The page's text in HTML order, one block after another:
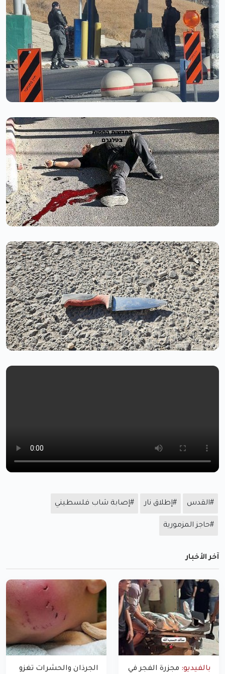
#القدس #إطلاق نار #إصابة شاب فلسطيني
#حاجز المزمورية
آخر الأخبار
بالفيديو: مجزرة الفجر في
الجرذان والحشرات تغزو